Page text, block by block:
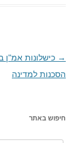
ניווט
בפוסטים
→ כישלונות אמ"ן
הסכנות למדינה
חיפוש באתר